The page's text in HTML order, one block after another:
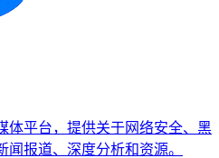
体平台，提供关于网络安全、黑
报道、深度分析和资源。